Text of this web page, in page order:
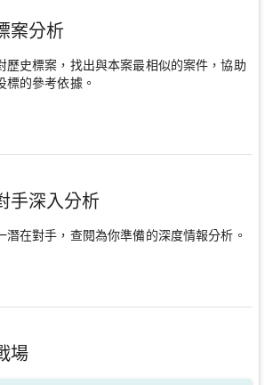
案分析
歷史標案，找出與本案最相似的案件，協助
標的參考依據。
手深入分析
潛在對手，查閱為你準備的深度情報分析。
場